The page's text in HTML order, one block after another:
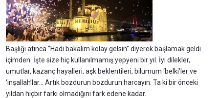
Başlığı atınca “Hadi bakalım kolay gelsin” diyerek başlamak geldi
içimden. İşte size hiç kullanılmamış yepyeni bir yıl. İyi dilekler,
umutlar, kazanç hayalleri, aşk beklentileri, bilumum ‘belki’ler ve
‘inşallah’lar… Artık bozdurun bozdurun harcayın. Ta ki bir önceki
yıldan hiçbir farkı olmadığını fark edene kadar.